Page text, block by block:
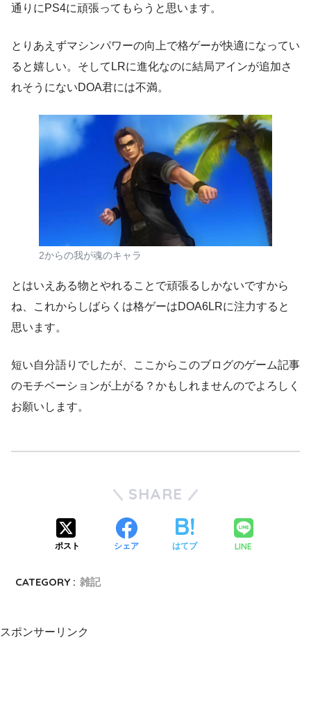
通りにPS4に頑張ってもらうと思います。
とりあえずマシンパワーの向上で格ゲーが快適になってい
ると嬉しい。そしてLRに進化なのに結局アインが追加さ
れそうにないDOA君には不満。
2からの我が魂のキャラ
とはいえある物とやれることで頑張るしかないですから
ね、これからしばらくは格ゲーはDOA6LRに注力すると
思います。
短い自分語りでしたが、ここからこのブログのゲーム記事
のモチベーションが上がる？かもしれませんのでよろしく
お願いします。
SHARE
ポスト シェア はてブ LINE
CATEGORY : 雑記
スポンサーリンク